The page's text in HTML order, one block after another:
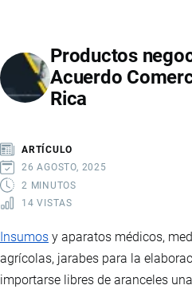
Y
COLOMBIA
NO
RESOLUCIÓN
DE
LA
DE
ELIMINAR
Productos
Acuerdo
Rica
ARTÍCULO
26 AGOSTO, 2025
2 MINUTOS
14 VISTAS
Insumos y aparatos médicos,
agrícolas, jarabes para la
importarse libres de aranceles